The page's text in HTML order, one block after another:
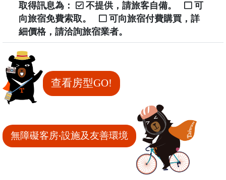
取得訊息為：
不提供，請旅客自備。
可
向旅宿免費索取。
可向旅宿付費購買，詳
細價格，請洽詢旅宿業者。
查看房型GO!
無障礙客房‧設施及友善環境